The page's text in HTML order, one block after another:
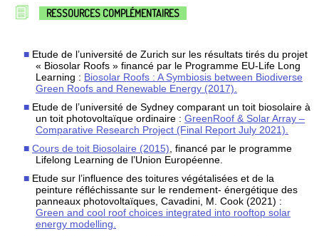
RESSOURCES COMPLÉMENTAIRES
Etude de l’université de Zurich sur les résultats tirés du projet
« Biosolar Roofs » financé par le Programme EU-Life Long
Learning : Biosolar Roofs : A Symbiosis between Biodiverse
Green Roofs and Renewable Energy (2017).
Etude de l’université de Sydney comparant un toit biosolaire à
un toit photovoltaïque ordinaire : GreenRoof & Solar Array –
Comparative Research Project (Final Report July 2021).
Cours de toit Biosolaire (2015) , financé par le programme
Lifelong Learning de l’Union Européenne.
Etude sur l’influence des toitures végétalisées et de la
peinture réfléchissante sur le rendement- énergétique des
panneaux photovoltaïques, Cavadini, M. Cook (2021) :
Green and cool roof choices integrated into rooftop solar
energy modelling.